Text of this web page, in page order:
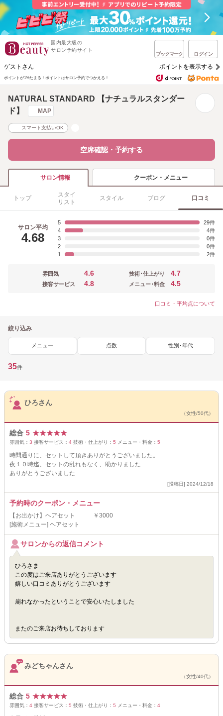
国内最大級の
サロン予約サイト
ブックマーク ログイン
ゲストさん ポイントを表示する
ポイントが1%たまる！ ポイントはサロン予約でつかえる！
NATURAL STANDARD 【ナチュラルスタンダー
ド】
MAP
スマート支払いOK
空席確認・予約する
サロン情報 クーポン・メニュー
トップ
スタイ
リスト
スタイル ブログ 口コミ
サロン平均
4.68
5
29
4
4
3
0
2
0
1
2
雰囲気 4.6
接客サービス 4.8
技術･仕上がり 4.7
メニュー･料金 4.5
口コミ・平均点について
絞り込み
メニュー 点数 性別･年代
35件
サロンPick Up
ひろさん
（女性/50代）
総合 5 ★★★★★
雰囲気： 3 接客サービス： 4 技術・仕上がり： 5 メニュー・料金： 5
時間通りに、セットして頂きありがとうございました。
夜１０時迄、セットの乱れもなく、助かりました
ありがとうございました
[投稿日] 2024/12/18
予約時のクーポン・メニュー
【お出かけ】ヘアセット ￥3000
[施術メニュー] ヘアセット
サロンからの返信コメント
ひろさま
この度はご来店ありがとうございます
嬉しい口コミありがとうございます
崩れなかったということで安心いたしました
またのご来店お待ちしております
みどちゃんさん
（女性/40代）
総合 5 ★★★★★
雰囲気： 4 接客サービス： 5 技術・仕上がり： 5 メニュー・料金： 4